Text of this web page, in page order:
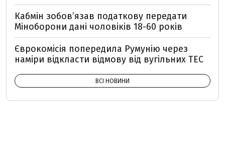
Кабмін зобовʼязав податкову передати
Міноборони дані чоловіків 18-60 років
Єврокомісія попередила Румунію через
наміри відкласти відмову від вугільних ТЕС
ВСІ НОВИНИ